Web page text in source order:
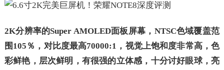
2K分辨率的Super AMOLED面板屏幕，NTSC色域覆盖范
围105％，对比度最高70000:1，视觉上饱和度非常高，色
彩鲜艳，层次鲜明，有很强的立体感，十分讨好眼球，亮